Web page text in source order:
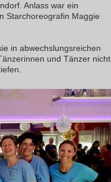
Anlass war ein
Starchoreografin Maggie
in abwechslungsreichen
und Tänzer nicht